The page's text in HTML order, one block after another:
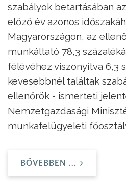
szabályok betartásában
előző év azonos
Magyarországon, az
munkáltató 78,3
félévéhez viszonyítva 6,3
kevesebbnél találtak
ellenőrök - ismerteti
Nemzetgazdasági
munkafelügyeleti
BŐVEBBEN ...